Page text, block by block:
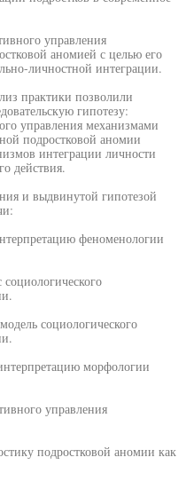
управления
аномией с целью его
личностной интеграции.
практики позволили
гипотезу:
управления механизмами
подростковой аномии
интеграции личности
действия.
и выдвинутой гипотезой
феноменологии
социологического
морфологии
управления
подростковой аномии как